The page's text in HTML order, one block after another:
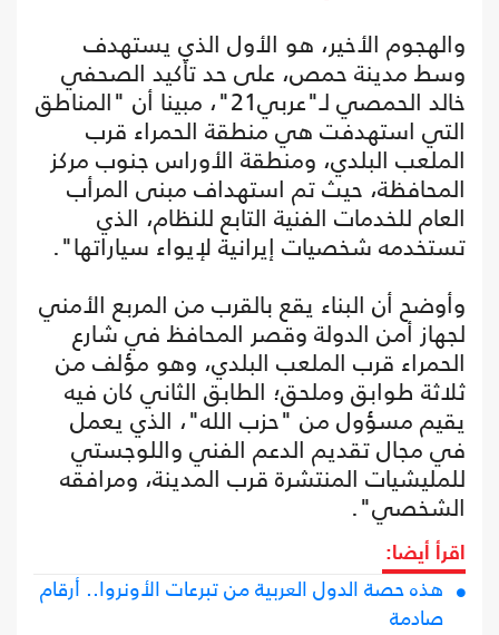
والهجوم الأخير، هو الأول الذي يستهدف
وسط مدينة حمص، على حد تأكيد الصحفي
خالد الحمصي لـ"عربي21"، مبينا أن "المناطق
التي استهدفت هي منطقة الحمراء قرب
الملعب البلدي، ومنطقة الأوراس جنوب مركز
المحافظة، حيث تم استهداف مبنى المرأب
العام للخدمات الفنية التابع للنظام، الذي
تستخدمه شخصيات إيرانية لإيواء سياراتها".
وأوضح أن البناء يقع بالقرب من المربع الأمني
لجهاز أمن الدولة وقصر المحافظ في شارع
الحمراء قرب الملعب البلدي، وهو مؤلف من
ثلاثة طوابق وملحق؛ الطابق الثاني كان فيه
يقيم مسؤول من "حزب الله"، الذي يعمل
في مجال تقديم الدعم الفني واللوجستي
للمليشيات المنتشرة قرب المدينة، ومرافقه
الشخصي".
اقرأ أيضا:
هذه حصة الدول العربية من تبرعات الأونروا.. أرقام
صادمة